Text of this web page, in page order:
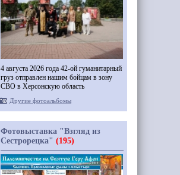
4 августа 2026 года 42-ой гуманитарный
груз отправлен нашим бойцам в зону
СВО в Херсонскую область
Другие фотоальбомы
Фотовыставка "Взгляд из
Сестрорецка" (195)